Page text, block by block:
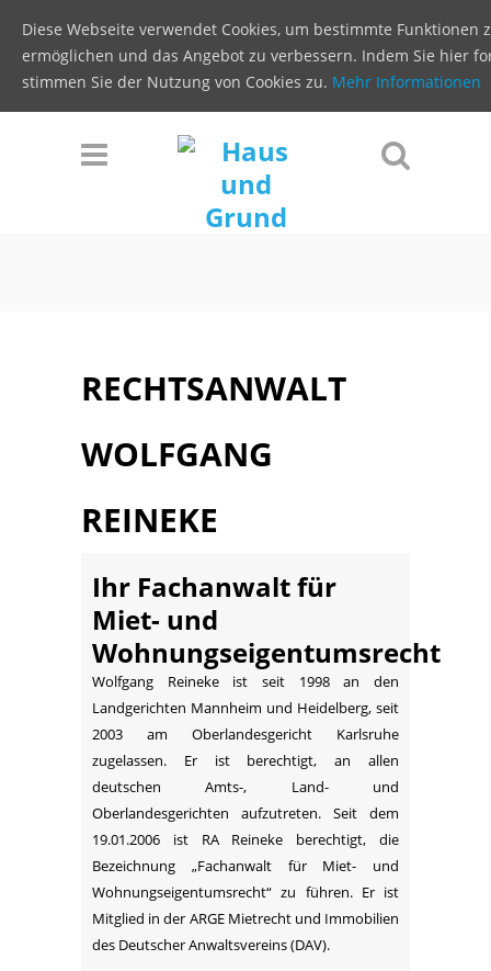
RECHTSANWALT
WOLFGANG
REINEKE
Ihr Fachanwalt für
Miet- und
Wohnungseigentumsrecht
Wolfgang Reineke ist seit 1998 an den
Landgerichten Mannheim und Heidelberg, seit
2003 am Oberlandesgericht Karlsruhe
zugelassen. Er ist berechtigt, an allen
deutschen Amts-, Land- und
Oberlandesgerichten aufzutreten. Seit dem
19.01.2006 ist RA Reineke berechtigt, die
Bezeichnung „Fachanwalt für Miet- und
Wohnungseigentumsrecht“ zu führen. Er ist
Mitglied in der ARGE Mietrecht und Immobilien
des Deutscher Anwaltsvereins (DAV).
Diese Webseite verwendet Cookies, um bestimmte Funktionen
ermöglichen und das Angebot zu verbessern. Indem Sie hier
stimmen Sie der Nutzung von Cookies zu. Mehr Informationen